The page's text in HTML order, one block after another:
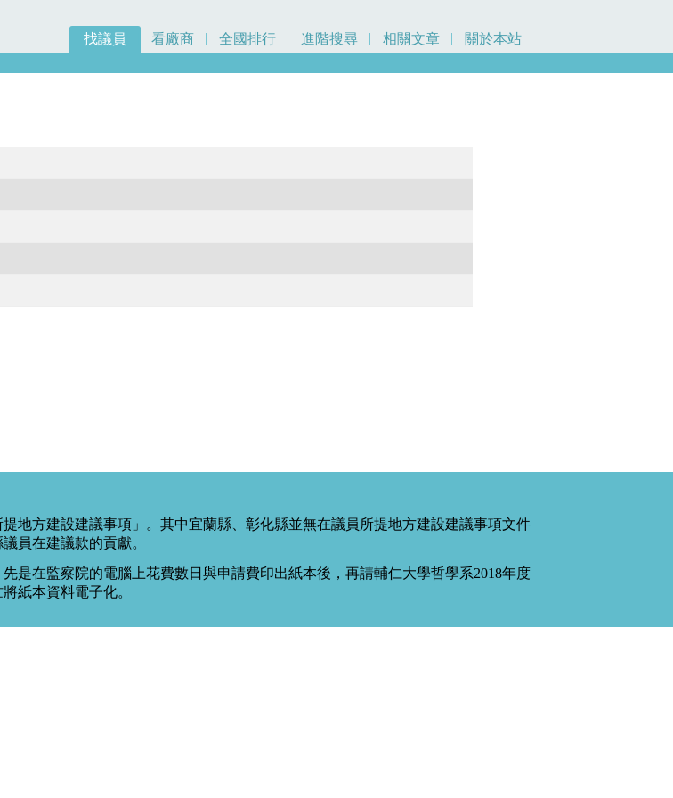
找議員 看廠商 全國排行 進階搜尋 相關文章 關於本站
提地方建設建議事項」。其中宜蘭縣、彰化縣並無在議員所提地方建設建議事項文件
員在建議款的貢獻。
是在監察院的電腦上花費數日與申請費印出紙本後，再請輔仁大學哲學系2018年度
紙本資料電子化。